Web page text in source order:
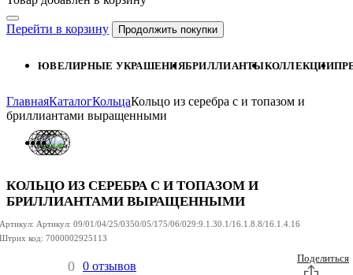
Перейти в корзину Продолжить покупки
ЮВЕЛИРНЫЕ УКРАШЕНИЯБРИЛЛИАНТЫКОЛЛЕКЦИИ
ГлавнаяКаталогКольцаКольцо из серебра с и топазом и
бриллиантами выращенными
КОЛЬЦО ИЗ СЕРЕБРА С И ТОПАЗОМ И
БРИЛЛИАНТАМИ ВЫРАЩЕННЫМИ
Артикул: Артикул: 09/01/04/25/0350/05/175/06/029:9.1.30.1/16.1.8.8/16.1.4.16
Штрих код: 7000002925113
0 0 отзывов
Поделиться